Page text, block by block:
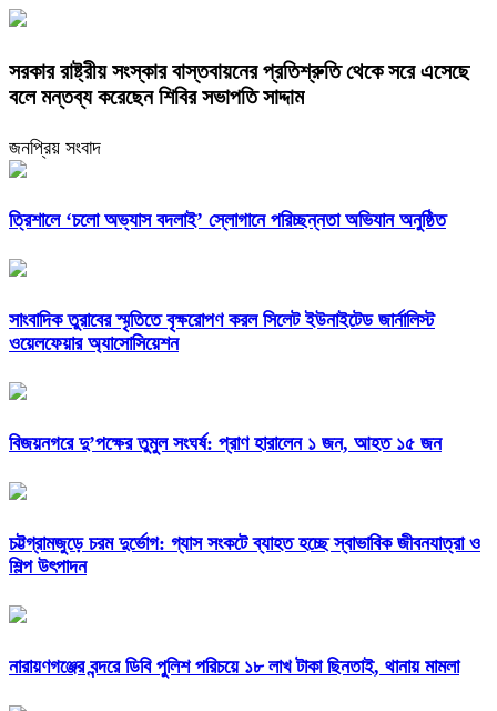
সরকার রাষ্ট্রীয় সংস্কার বাস্তবায়নের প্রতিশ্রুতি থেকে সরে এসেছে
বলে মন্তব্য করেছেন শিবির সভাপতি সাদ্দাম
জনপ্রিয় সংবাদ
‎ত্রিশালে ‘চলো অভ্যাস বদলাই’ স্লোগানে পরিচ্ছন্নতা অভিযান অনুষ্ঠিত
সাংবাদিক তুরাবের স্মৃতিতে বৃক্ষরোপণ করল সিলেট ইউনাইটেড জার্নালিস্ট
ওয়েলফেয়ার অ্যাসোসিয়েশন
বিজয়নগরে দু’পক্ষের তুমুল সংঘর্ষ: প্রাণ হারালেন ১ জন, আহত ১৫ জন
চট্টগ্রামজুড়ে চরম দুর্ভোগ: গ্যাস সংকটে ব্যাহত হচ্ছে স্বাভাবিক জীবনযাত্রা ও
শিল্প উৎপাদন
নারায়ণগঞ্জের বন্দরে ডিবি পুলিশ পরিচয়ে ১৮ লাখ টাকা ছিনতাই, থানায় মামলা